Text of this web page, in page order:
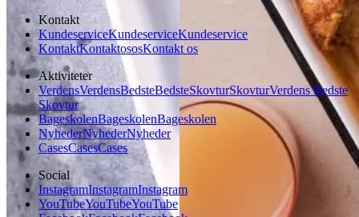
Kontakt
KundeserviceKundeserviceKundeservice
KontaktKontaktososKontakt os
Aktiviteter
VerdensVerdensBedsteBedsteSkovturSkovturVerdens Bedste
Skovtur
BageskolenBageskolenBageskolen
NyhederNyhederNyheder
CasesCasesCases
Social
InstagramInstagramInstagram
YouTubeYouTubeYouTube